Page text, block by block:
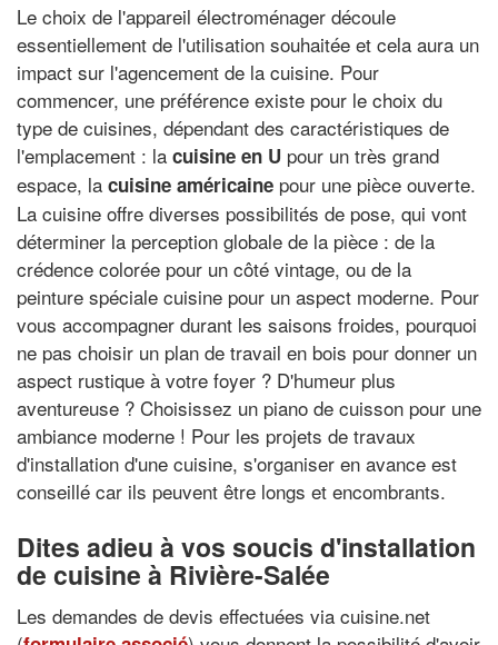
Le choix de l'appareil électroménager découle
essentiellement de l'utilisation souhaitée et cela aura un
impact sur l'agencement de la cuisine. Pour
commencer, une préférence existe pour le choix du
type de cuisines, dépendant des caractéristiques de
l'emplacement : la cuisine en U pour un très grand
espace, la cuisine américaine pour une pièce ouverte.
La cuisine offre diverses possibilités de pose, qui vont
déterminer la perception globale de la pièce : de la
crédence colorée pour un côté vintage, ou de la
peinture spéciale cuisine pour un aspect moderne. Pour
vous accompagner durant les saisons froides, pourquoi
ne pas choisir un plan de travail en bois pour donner un
aspect rustique à votre foyer ? D'humeur plus
aventureuse ? Choisissez un piano de cuisson pour une
ambiance moderne ! Pour les projets de travaux
d'installation d'une cuisine, s'organiser en avance est
conseillé car ils peuvent être longs et encombrants.
Dites adieu à vos soucis d'installation
de cuisine à Rivière-Salée
Les demandes de devis effectuées via cuisine.net